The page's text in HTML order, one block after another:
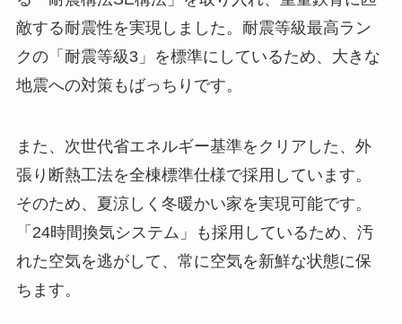
敵する耐震性を実現しました。耐震等級最高ラン
クの「耐震等級3」を標準にしているため、大きな
地震への対策もばっちりです。
また、次世代省エネルギー基準をクリアした、外
張り断熱工法を全棟標準仕様で採用しています。
そのため、夏涼しく冬暖かい家を実現可能です。
「24時間換気システム」も採用しているため、汚
れた空気を逃がして、常に空気を新鮮な状態に保
ちます。